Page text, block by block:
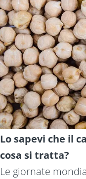
Lo sapevi che il
cosa si tratta?
Le giornate